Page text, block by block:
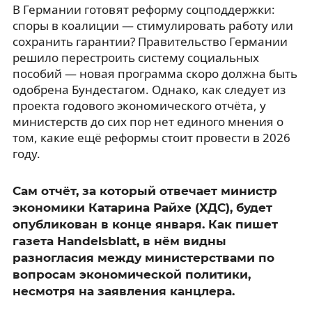
В Германии готовят реформу соцподдержки:
споры в коалиции — стимулировать работу или
сохранить гарантии? Правительство Германии
решило перестроить систему социальных
пособий — новая программа скоро должна быть
одобрена Бундестагом. Однако, как следует из
проекта годового экономического отчёта, у
министерств до сих пор нет единого мнения о
том, какие ещё реформы стоит провести в 2026
году.
Сам отчёт, за который отвечает министр
экономики Катарина Райхе (ХДС), будет
опубликован в конце января. Как пишет
газета Handelsblatt, в нём видны
разногласия между министерствами по
вопросам экономической политики,
несмотря на заявления канцлера.